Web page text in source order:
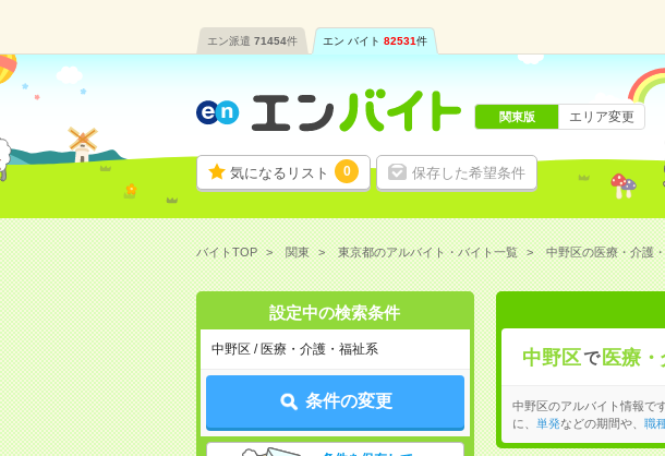
エン派遣 71454件 エン バイト 82531件
気になるリスト 0 保存した希望条件
関東版 エリア変更
バイトTOP 関東 東京都のアルバイト・バイト一覧 中野区の医療・介護
設定中の検索条件
中野区 / 医療・介護・福祉系
条件の変更
中野区で 医療
中野区のアルバイト情報で
に、
単発などの期間や、 職